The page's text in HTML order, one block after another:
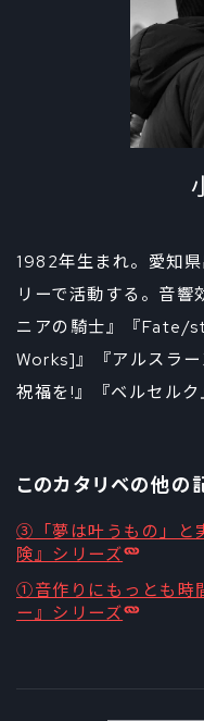
1982年生まれ。愛知
リーで活動する。音響
ニアの騎士』『
Works]』『アルスラ
祝福を!』『ベルセルク
このカタリベの他の
③「夢は叶うもの」と
険』シリーズ
①音作りにもっとも時
ー』シリーズ